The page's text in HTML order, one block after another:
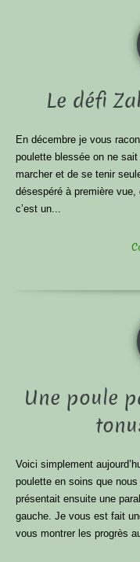
Le défi
En décembre je vous
poulette blessée on ne
marcher et de se tenir
désespéré à première
c’est un...
Une poule
Voici simplement
poulette en soins que
présentait ensuite une
gauche. Je vous est fait
vous montrer les progrès